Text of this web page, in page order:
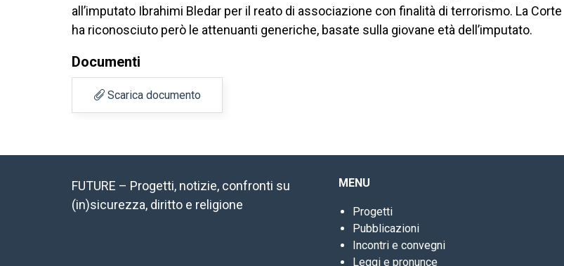
all’imputato Ibrahimi Bledar per il reato di associazione con finalità di terrorismo. La Corte
ha riconosciuto però le attenuanti generiche, basate sulla giovane età dell’imputato.
Documenti
Scarica documento
FUTURE – Progetti, notizie, confronti su
(in)sicurezza, diritto e religione
MENU
Progetti
Pubblicazioni
Incontri e convegni
Leggi e pronunce